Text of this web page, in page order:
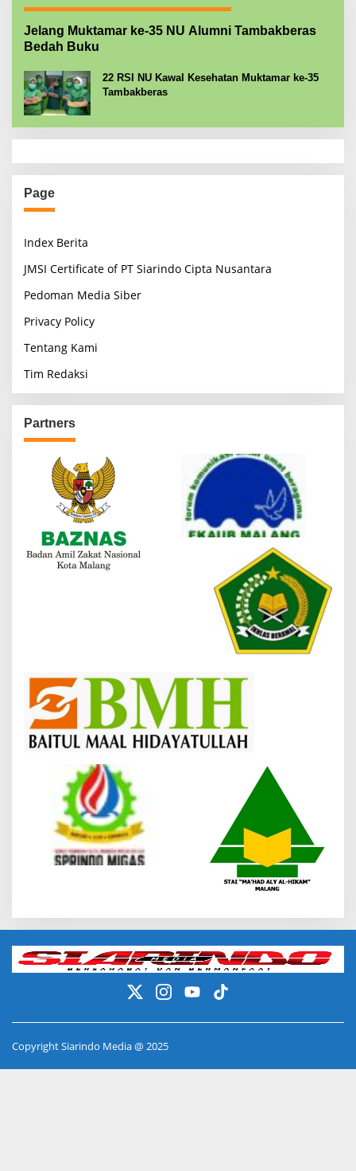
Jelang Muktamar ke-35 NU Alumni Tambakberas
Bedah Buku
22 RSI NU Kawal Kesehatan Muktamar ke-35
Tambakberas
Page
Index Berita
JMSI Certificate of PT Siarindo Cipta Nusantara
Pedoman Media Siber
Privacy Policy
Tentang Kami
Tim Redaksi
Partners
Copyright Siarindo Media @ 2025